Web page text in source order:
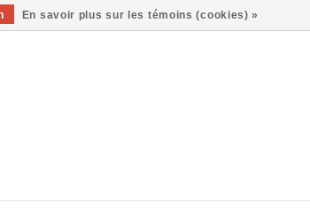
En savoir plus sur les témoins (cookies) »